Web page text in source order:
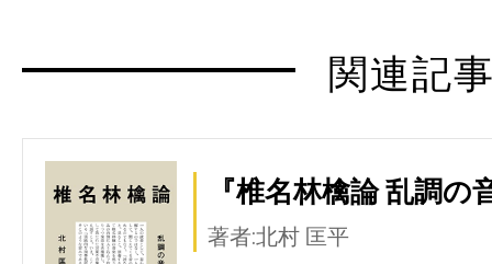
関連記
『椎名林檎論 乱調の
著者:北村 匡平